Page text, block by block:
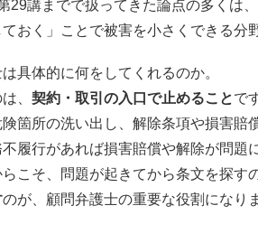
29講までで扱ってきた論点の多くは
おく」ことで被害を小さくできる分
具体的に何をしてくれるのか。
、 契約・取引の入口で止めることで
箇所の洗い出し、解除条項や損害
履行があれば損害賠償や解除が問題
こそ、問題が起きてから条文を探す
のが、顧問弁護士の重要な役割になり